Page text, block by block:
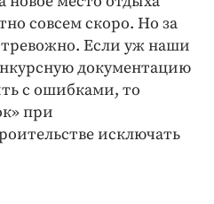
совсем скоро. Но за
тревожно. Если уж наши
документацию
с ошибками, то
при
исключать